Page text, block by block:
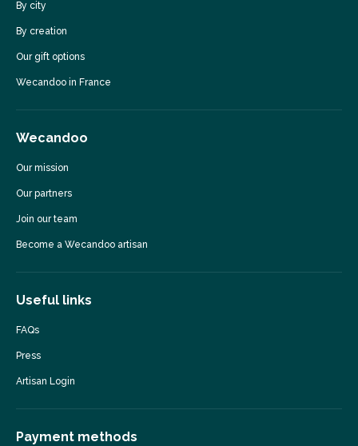
By city
By creation
Our gift options
Wecandoo in France
Wecandoo
Our mission
Our partners
Join our team
Become a Wecandoo artisan
Useful links
FAQs
Press
Artisan Login
Payment methods